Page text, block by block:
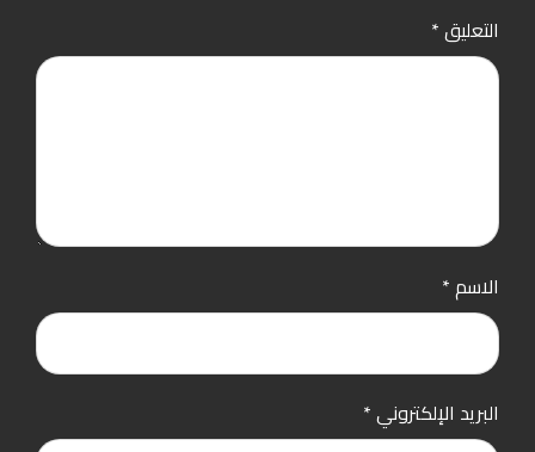
التعليق*
الاسم*
البريد الإلكتروني*